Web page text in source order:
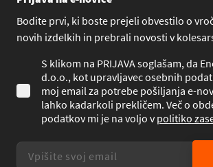
Bodite prvi, ki boste prejeli obvestilo o
novih izdelkih in prebrali novosti v
S klikom na PRIJAVA soglašam, da
d.o.o., kot upravljavec osebnih
moj email za potrebe pošiljanja e-
lahko kadarkoli prekličem. Več o
podatkov mi je na voljo vpolitiko